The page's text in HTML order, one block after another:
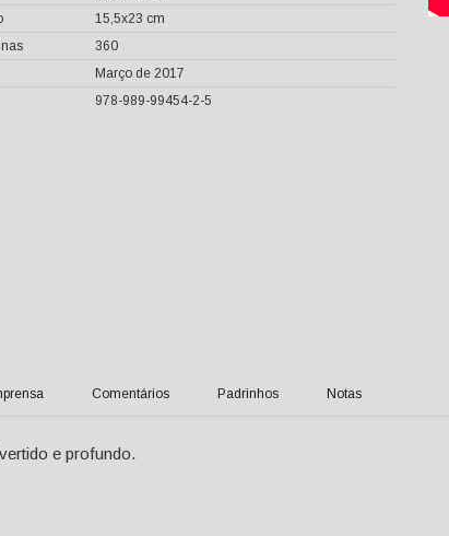
15,5x23 cm
360
Março de 2017
978-989-99454-2-5
Comentários Padrinhos Notas
e profundo.